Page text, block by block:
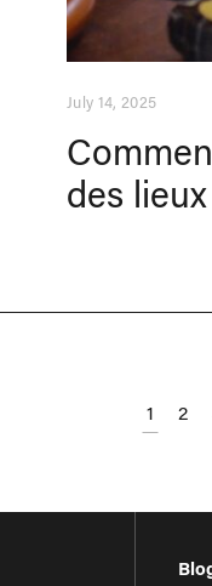
July 14, 2025
des
1 2